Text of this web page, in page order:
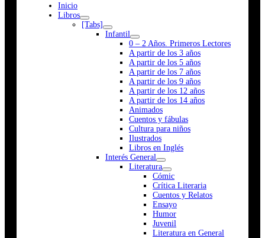
Inicio
Libros
[Tabs]
Infantil
0 – 2 Años. Primeros Lectores
A partir de los 3 años
A partir de los 5 años
A partir de los 7 años
A partir de los 9 años
A partir de los 12 años
A partir de los 14 años
Animados
Cuentos y fábulas
Cultura para niños
Ilustrados
Libros en Inglés
Interés General
Literatura
Cómic
Crítica Literaria
Cuentos y Relatos
Ensayo
Humor
Juvenil
Literatura en General